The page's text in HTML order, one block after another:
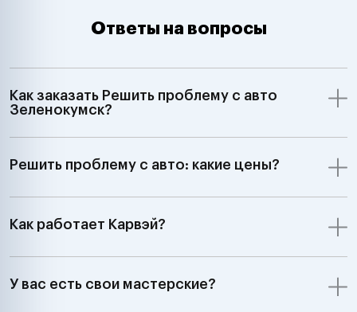
Ответы на вопросы
Как заказать Решить проблему с авто
Зеленокумск?
Решить проблему с авто: какие цены?
Как работает Карвэй?
У вас есть свои мастерские?